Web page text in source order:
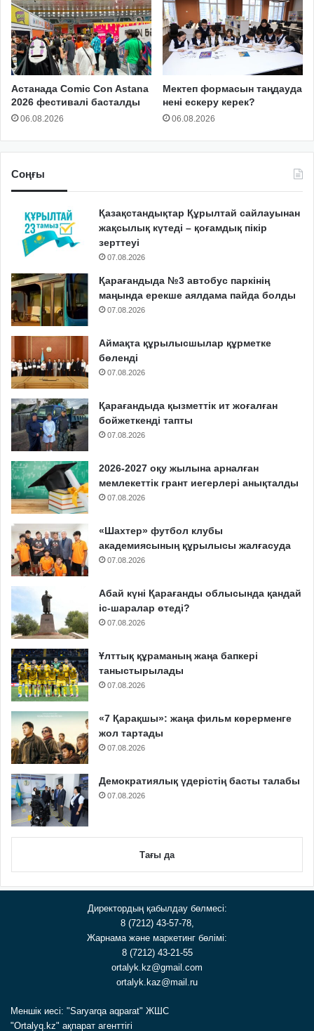
Астанада Comic Con Astana
2026 фестивалі басталды
06.08.2026
Мектеп формасын таңдауда
нені ескеру керек?
06.08.2026
Соңғы
Қазақстандықтар Құрылтай сайлауынан
жақсылық күтеді – қоғамдық пікір
зерттеуі
07.08.2026
Қарағандыда №3 автобус паркінің
маңында ерекше аялдама пайда болды
07.08.2026
Аймақта құрылысшылар құрметке
бөленді
07.08.2026
Қарағандыда қызметтік ит жоғалған
бойжеткенді тапты
07.08.2026
2026-2027 оқу жылына арналған
мемлекеттік грант иегерлері анықталды
07.08.2026
«Шахтер» футбол клубы
академиясының құрылысы жалғасуда
07.08.2026
Абай күні Қарағанды облысында қандай
іс-шаралар өтеді?
07.08.2026
Ұлттық құраманың жаңа бапкері
таныстырылады
07.08.2026
«7 Қарақшы»: жаңа фильм көрерменге
жол тартады
07.08.2026
Демократиялық үдерістің басты талабы
07.08.2026
Тағы да
Директордың қабылдау бөлмесі:
8 (7212) 43-57-78,
Жарнама және маркетинг бөлімі:
8 (7212) 43-21-55
ortalyk.kz@gmail.com
ortalyk.kaz@mail.ru
Меншік иесі: "Saryarqa aqparat" ЖШС
"Ortalyq.kz" ақпарат агенттігі